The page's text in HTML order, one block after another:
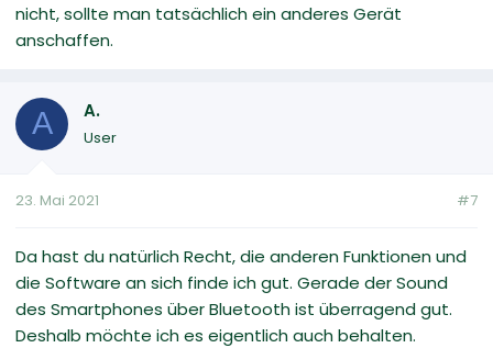
nicht, sollte man tatsächlich ein anderes Gerät
anschaffen.
A A.
User
23. Mai 2021 #7
Da hast du natürlich Recht, die anderen Funktionen und
die Software an sich finde ich gut. Gerade der Sound
des Smartphones über Bluetooth ist überragend gut.
Deshalb möchte ich es eigentlich auch behalten.